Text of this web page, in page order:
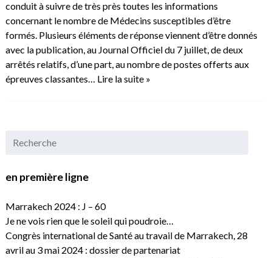
conduit à suivre de très près toutes les informations
concernant le nombre de Médecins susceptibles d’être
formés. Plusieurs éléments de réponse viennent d’être donnés
avec la publication, au Journal Officiel du 7 juillet, de deux
arrêtés relatifs, d’une part, au nombre de postes offerts aux
épreuves classantes… Lire la suite »
en première ligne
Marrakech 2024 : J – 60
Je ne vois rien que le soleil qui poudroie…
Congrès international de Santé au travail de Marrakech, 28
avril au 3 mai 2024 : dossier de partenariat